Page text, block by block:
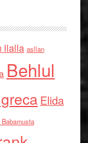
llalla asllan
Behlul
Elida
Babamusta